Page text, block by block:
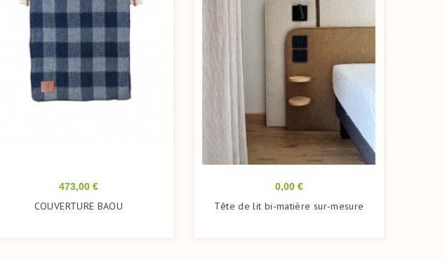
Prix
473,00 €
COUVERTURE BAOU
Prix
0,00 €
Tête de lit bi-matière sur-mesure